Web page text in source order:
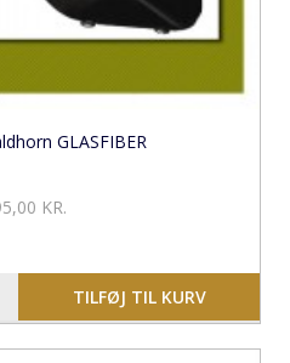
GLASFIBER
KR.
TILFØJ TIL KURV